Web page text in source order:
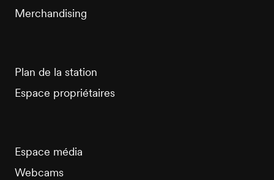
Merchandising
Plan de la station
Espace propriétaires
Espace média
Webcams